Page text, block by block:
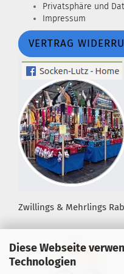
Diese Webseite
Technologien
Privatsphäre und
Impressum
VERTRAG
Zwillings & Mehrlings